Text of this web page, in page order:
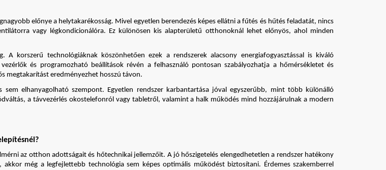
előnye a helytakarékosság. Mivel egyetlen berendezés képes ellátni a fűtés és hűtés feladatát, nincs
vagy légkondicionálóra. Ez különösen kis alapterületű otthonoknál lehet előnyös, ahol minden
A korszerű technológiáknak köszönhetően ezek a rendszerek alacsony energiafogyasztással is kiváló
és programozható beállítások révén a felhasználó pontosan szabályozhatja a hőmérsékletet és
megtakarítást eredményezhet hosszú távon.
sem elhanyagolható szempont. Egyetlen rendszer karbantartása jóval egyszerűbb, mint több különálló
a távvezérlés okostelefonról vagy tabletről, valamint a halk működés mind hozzájárulnak a modern
az otthon adottságait és hőtechnikai jellemzőit. A jó hőszigetelés elengedhetetlen a rendszer hatékony
akkor még a legfejlettebb technológia sem képes optimális működést biztosítani. Érdemes szakemberrel